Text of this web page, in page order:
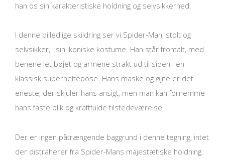
han os sin karakteristiske holdning og selvsikkerhed.
I denne billedlige skildring ser vi Spider-Man, stolt og
selvsikker, i sin ikoniske kostume. Han står frontalt, med
benene let bøjet og armene strakt ud til siden i en
klassisk superheltepose. Hans maske og øjne er det
eneste, der skjuler hans ansigt, men man kan fornemme
hans faste blik og kraftfulde tilstedeværelse.
Der er ingen påtrængende baggrund i denne tegning, intet
der distraherer fra Spider-Mans majestætiske holdning.